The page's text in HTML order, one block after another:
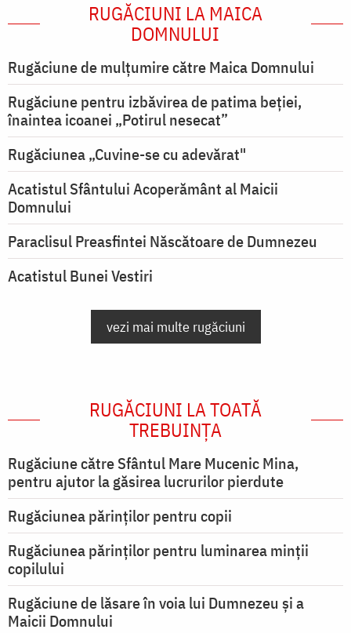
RUGĂCIUNI LA MAICA
DOMNULUI
Rugăciune de mulţumire către Maica Domnului
Rugăciune pentru izbăvirea de patima beției,
înaintea icoanei „Potirul nesecat”
Rugăciunea „Cuvine-se cu adevărat"
Acatistul Sfântului Acoperământ al Maicii
Domnului
Paraclisul Preasfintei Născătoare de Dumnezeu
Acatistul Bunei Vestiri
vezi mai multe rugăciuni
RUGĂCIUNI LA TOATĂ
TREBUINȚA
Rugăciune către Sfântul Mare Mucenic Mina,
pentru ajutor la găsirea lucrurilor pierdute
Rugăciunea părinților pentru copii
Rugăciunea părinților pentru luminarea minţii
copilului
Rugăciune de lăsare în voia lui Dumnezeu şi a
Maicii Domnului